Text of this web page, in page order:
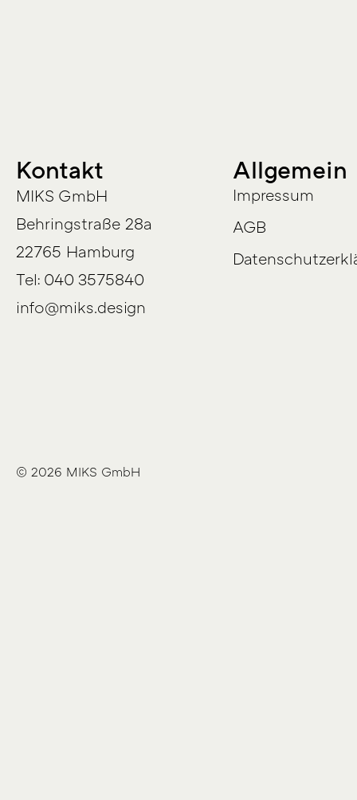
Kontakt
MIKS GmbH
Behringstraße 28a
22765 Hamburg
Tel: 040 3575840
info@miks.design
Allgemein
Impressum
AGB
© 2026 MIKS GmbH